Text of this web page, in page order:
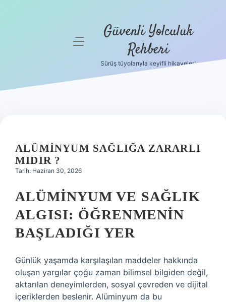
Hakkımızda
menüyü Güvenli Yolculuk
Rehberi
Sürüş tüyolarıyla keyifli hikayeler!
ALÜMINYUM SAĞLIĞA ZARARLI
MIDIR ?
Tarih: Haziran 30, 2026
ALÜMINYUM VE SAĞLIK
ALGISI: ÖĞRENMENIN
BAŞLADIĞI YER
Günlük yaşamda karşılaşılan maddeler hakkında
oluşan yargılar çoğu zaman bilimsel bilgiden değil,
aktarılan deneyimlerden, sosyal çevreden ve dijital
içeriklerden beslenir. Alüminyum da bu